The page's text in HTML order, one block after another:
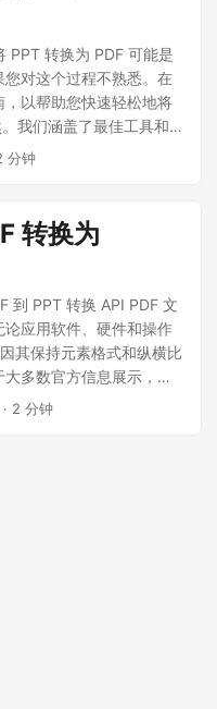
PPT 转换为 PDF 可能是
对这个过程不熟悉。在
以帮助您快速轻松地将
我们涵盖了最佳工具和方
们的逐步教程将帮助您
的所有信息。
分钟
转换为
到 PPT 转换 API PDF 文
应用软件、硬件和操作
其保持元素格式和纵横比
多数官方信息展示，
PPTM， ODP， OTP
2 分钟